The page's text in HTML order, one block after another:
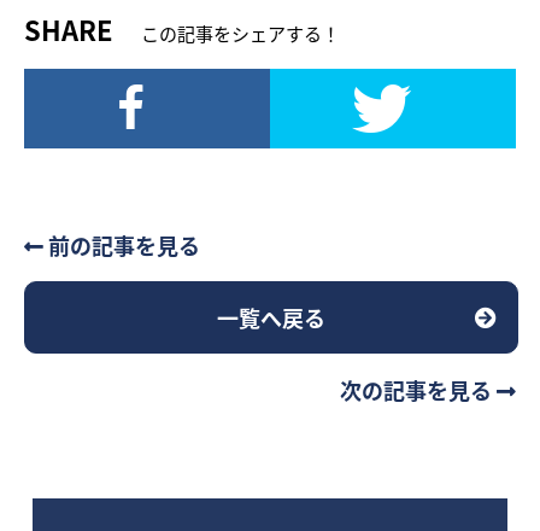
SHARE この記事をシェアする！
前の記事を見る
一覧へ戻る
次の記事を見る